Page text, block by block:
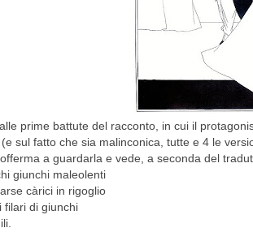
prime battute del racconto, in cui il
sul fatto che sia malinconica, tutte e 4 le
a guardarla e vede, a seconda del
giunchi maleolenti
càrici in rigoglio
filari di giunchi